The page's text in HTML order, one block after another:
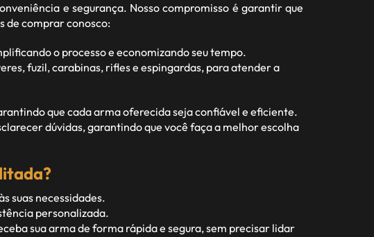
e segurança. Nosso compromisso é garantir que
de comprar conosco:
o processo e economizando seu tempo.
fuzil, carabinas, rifles e espingardas, para atender a
que cada arma oferecida seja confiável e eficiente.
dúvidas, garantindo que você faça a melhor escolha
suas necessidades.
personalizada.
sua arma de forma rápida e segura, sem precisar lidar